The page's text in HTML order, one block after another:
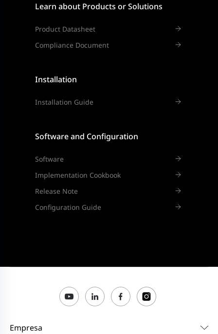
Learn about Products or Solutions
Product Datasheet
Compliance Document
Installation
Installation Guide
Software and Configuration
Software
Implementation Cookbook
Release Note
Configuration Guide
Empresa